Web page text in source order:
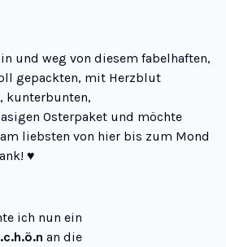
und weg von diesem fabelhaften,
gepackten, mit Herzblut
kunterbunten,
Osterpaket und möchte
liebsten von hier bis zum Mond
♥
ich nun ein
an die